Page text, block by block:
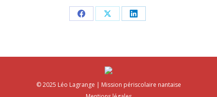
PartagerPartagerPartager
© 2025 Léo Lagrange | Mission périscolaire nantaise